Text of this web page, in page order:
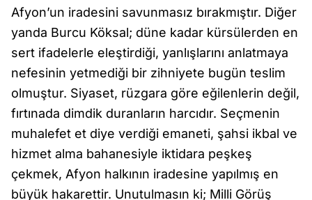
Afyon’un iradesini savunmasız bırakmıştır. Diğer
yanda Burcu Köksal; düne kadar kürsülerden en
sert ifadelerle eleştirdiği, yanlışlarını anlatmaya
nefesinin yetmediği bir zihniyete bugün teslim
olmuştur. Siyaset, rüzgara göre eğilenlerin değil,
fırtınada dimdik duranların harcıdır. Seçmenin
muhalefet et diye verdiği emaneti, şahsi ikbal ve
hizmet alma bahanesiyle iktidara peşkeş
çekmek, Afyon halkının iradesine yapılmış en
büyük hakarettir. Unutulmasın ki; Milli Görüş